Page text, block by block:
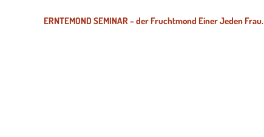
ERNTEMOND SEMINAR – der Fruchtmond Einer Jeden Frau.